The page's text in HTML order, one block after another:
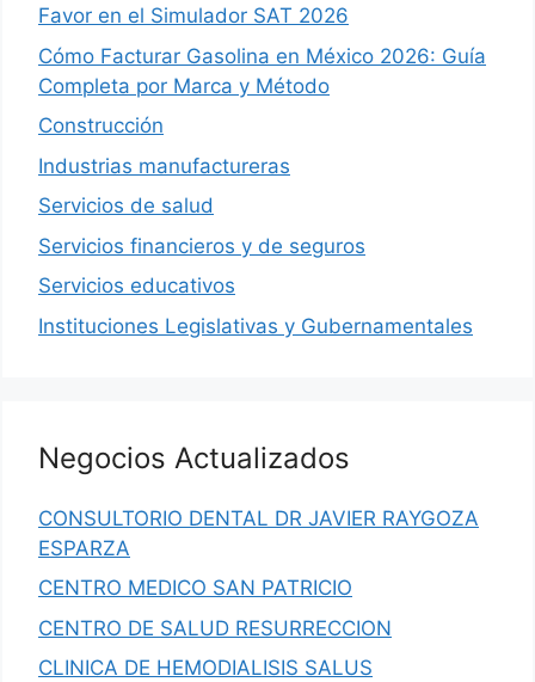
Favor en el Simulador SAT 2026
Cómo Facturar Gasolina en México 2026: Guía
Completa por Marca y Método
Construcción
Industrias manufactureras
Servicios de salud
Servicios financieros y de seguros
Servicios educativos
Instituciones Legislativas y Gubernamentales
Negocios Actualizados
CONSULTORIO DENTAL DR JAVIER RAYGOZA
ESPARZA
CENTRO MEDICO SAN PATRICIO
CENTRO DE SALUD RESURRECCION
CLINICA DE HEMODIALISIS SALUS